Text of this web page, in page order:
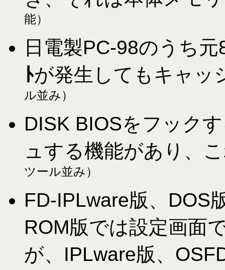
能）
日電製PC-98のうち
ﾄが発生してもキャッ
ル並み）
DISK BIOSをフック
ュする機能があり、
ツール並み）
FD-IPLware版、DOS
ROM版では設定画面
が、IPLware版、